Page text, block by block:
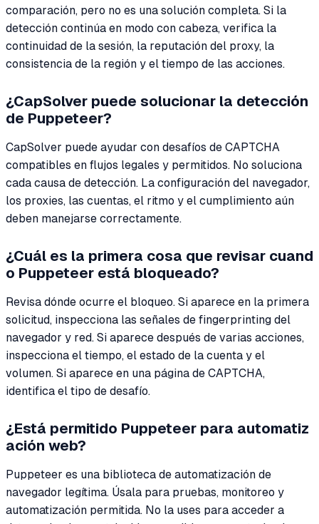
comparación, pero no es una solución completa. Si la
detección continúa en modo con cabeza, verifica la
continuidad de la sesión, la reputación del proxy, la
consistencia de la región y el tiempo de las acciones.
¿CapSolver puede solucionar la detección
de Puppeteer?
CapSolver puede ayudar con desafíos de CAPTCHA
compatibles en flujos legales y permitidos. No soluciona
cada causa de detección. La configuración del navegador,
los proxies, las cuentas, el ritmo y el cumplimiento aún
deben manejarse correctamente.
¿Cuál es la primera cosa que revisar cuand
o Puppeteer está bloqueado?
Revisa dónde ocurre el bloqueo. Si aparece en la primera
solicitud, inspecciona las señales de fingerprinting del
navegador y red. Si aparece después de varias acciones,
inspecciona el tiempo, el estado de la cuenta y el
volumen. Si aparece en una página de CAPTCHA,
identifica el tipo de desafío.
¿Está permitido Puppeteer para automatiz
ación web?
Puppeteer es una biblioteca de automatización de
navegador legítima. Úsala para pruebas, monitoreo y
automatización permitida. No la uses para acceder a